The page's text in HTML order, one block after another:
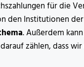
für die
den Institutionen
. Außerdem
zählen, dass